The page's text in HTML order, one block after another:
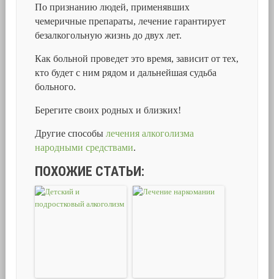
По признанию людей, применявших
чемеричные препараты, лечение гарантирует
безалкогольную жизнь до двух лет.
Как больной проведет это время, зависит от тех,
кто будет с ним рядом и дальнейшая судьба
больного.
Берегите своих родных и близких!
Другие способылечения алкоголизма
народными средствами.
ПОХОЖИЕ СТАТЬИ: